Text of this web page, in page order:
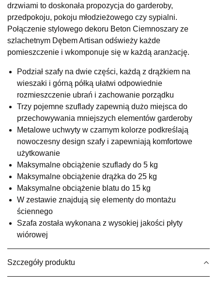
Salon meblowy
UL.RZEMIEŚLNICZA 6
66-470 KOSTRZYN NAD ODRĄ
Nr tel.507103199
Godziny otwarcia
1 459,00 zł
Wybierz
SALON MEBLOWY M JAK MEBLE
Salon meblowy
UL.BASZTOWA 3
76-100 SŁAWNO
Nr tel.502668736
Adres e-mail: pph.catrin@wp.pl
Godziny otwarcia
Pn-Pt: 09:00-17:00, Sb: 09:00-13:00
1 459,00 zł
SALON MEBLOWY MEBLE EXPO
drzwiami to doskonała propozycja do garderoby,
przedpokoju, pokoju młodzieżowego czy sypialni.
Połączenie stylowego dekoru Beton Ciemnoszary ze
szlachetnym Dębem Artisan odświeży każde
pomieszczenie i wkomponuje się w każdą aranżację.
Podział szafy na dwie części, każdą z drążkiem na
wieszaki i górną półką ułatwi odpowiednie
rozmieszczenie ubrań i zachowanie porządku
Trzy pojemne szuflady zapewnią dużo miejsca do
przechowywania mniejszych elementów garderoby
Metalowe uchwyty w czarnym kolorze podkreślają
nowoczesny design szafy i zapewniają komfortowe
użytkowanie
Maksymalne obciążenie szuflady do 5 kg
Maksymalne obciążenie drążka do 25 kg
Maksymalne obciążenie blatu do 15 kg
W zestawie znajdują się elementy do montażu
ściennego
Szafa została wykonana z wysokiej jakości płyty
wiórowej
Szczegóły produktu